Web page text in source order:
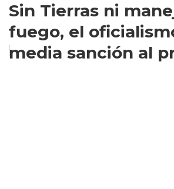
Sin Tierras ni
fuego, el
media sanción al